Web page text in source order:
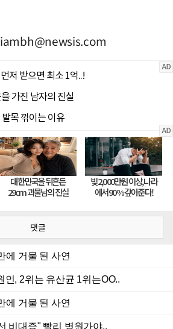
iambh@newsis.com
댓글